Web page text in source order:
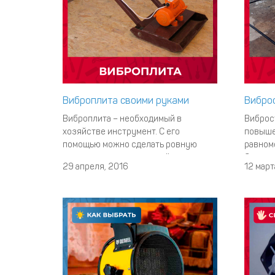
Виброплита своими руками
Виброплита – необходимый в
хозяйстве инструмент. С его
помощью можно сделать ровную
поверхность на грунтовой почве,
асфальте, плитке. Одно из основных
мобильность и маневренность. Даже
самые труднодоступные уголки
будут обработаны при помощи
данного инструмента. Одно «но» -
29 апреля, 2016
или
12